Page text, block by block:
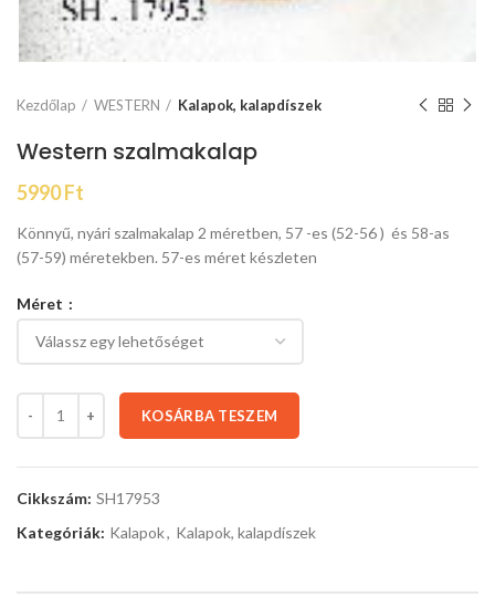
Kezdőlap WESTERN Kalapok, kalapdíszek
Western szalmakalap
5990Ft
Könnyű, nyári szalmakalap 2 méretben, 57 -es (52-56 ) és 58-as
(57-59) méretekben. 57-es méret készleten
Méret
KOSÁRBA TESZEM
Cikkszám: SH17953
Kategóriák: Kalapok, Kalapok, kalapdíszek